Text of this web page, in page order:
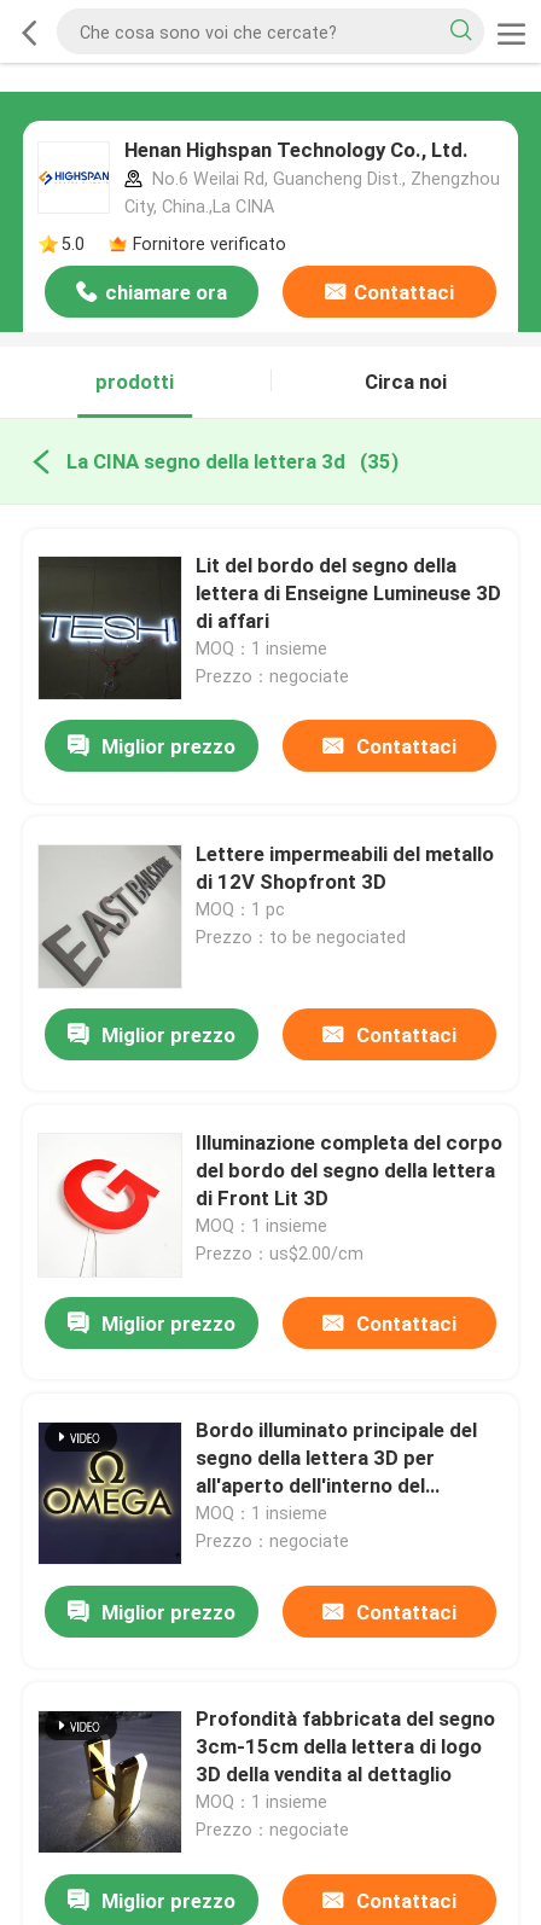
Henan Highspan Technology Co., Ltd.
No.6 Weilai Rd, Guancheng Dist., Zhengzhou
City, China.,La CINA
5.0
Fornitore verificato
chiamare ora Contattaci
prodotti Circa noi
La CINA segno della lettera 3d (35)
Lit del bordo del segno della
lettera di Enseigne Lumineuse 3D
di affari
MOQ：1 insieme
Prezzo：negociate
Miglior prezzo Contattaci
Lettere impermeabili del metallo
di 12V Shopfront 3D
MOQ：1 pc
Prezzo：to be negociated
Miglior prezzo Contattaci
Illuminazione completa del corpo
del bordo del segno della lettera
di Front Lit 3D
MOQ：1 insieme
Prezzo：us$2.00/cm
Miglior prezzo Contattaci
Bordo illuminato principale del
segno della lettera 3D per
all'aperto dell'interno del
negozio
MOQ：1 insieme
Prezzo：negociate
Miglior prezzo Contattaci
Profondità fabbricata del segno
3cm-15cm della lettera di logo
3D della vendita al dettaglio
MOQ：1 insieme
Prezzo：negociate
Miglior prezzo Contattaci